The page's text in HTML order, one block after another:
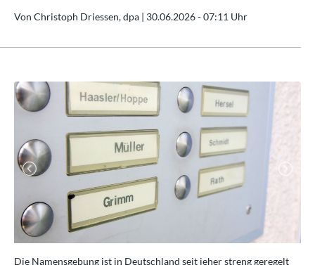
Von Christoph Driessen, dpa | 30.06.2026 - 07:11 Uhr
Die Namensgebung ist in Deutschland seit jeher streng geregelt
Previous